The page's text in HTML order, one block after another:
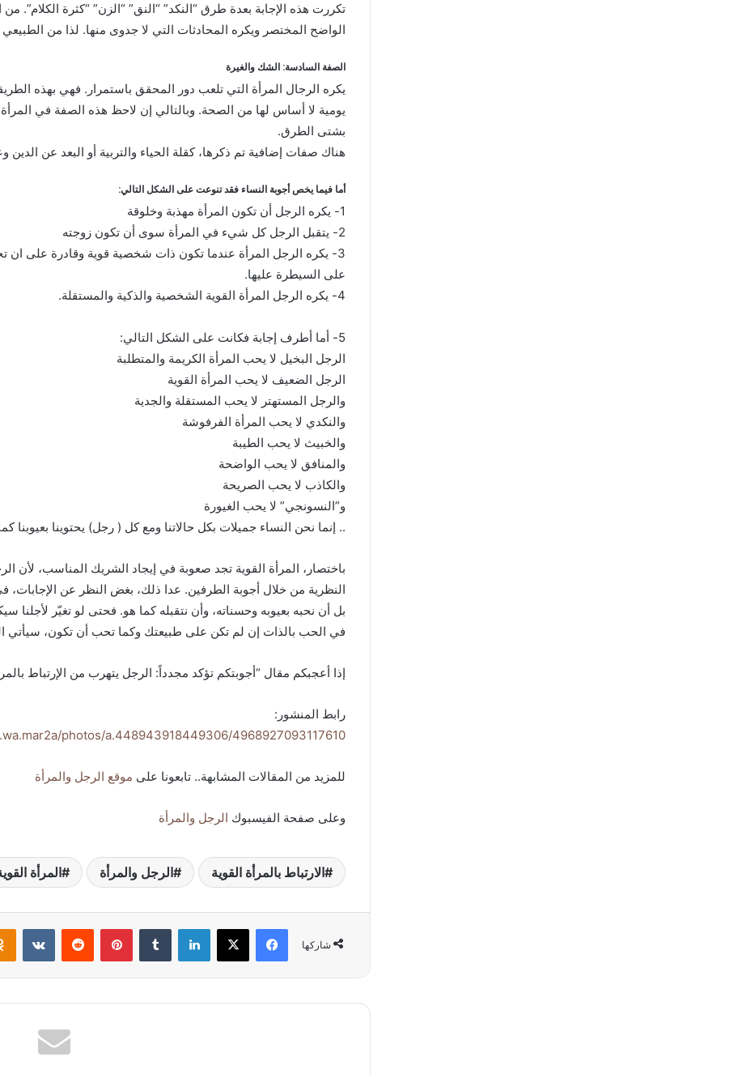
تكررت هذه الإجابة بعدة طرق “النكد” “النق” “الزن” “كثرة الكلام”.
الواضح المختصر ويكره المحادثات التي لا جدوى منها. لذا من
الصفة السادسة: الشك والغيرة
يكره الرجال المرأة التي تلعب دور المحقق باستمرار. فهي بهذه
يومية لا أساس لها من الصحة. وبالتالي إن لاحظ هذه الصفة في
بشتى الطرق.
هناك صفات إضافية تم ذكرها، كقلة الحياء والتربية أو البعد عن الدين
أما فيما يخص أجوبة النساء فقد تنوعت على الشكل التالي:
1- يكره الرجل أن تكون المرأة مهذبة وخلوقة
2- يتقبل الرجل كل شيء في المرأة سوى أن تكون زوجته
3- يكره الرجل المرأة عندما تكون ذات شخصية قوية وقادرة على ان
على السيطرة عليها.
4- يكره الرجل المرأة القوية الشخصية والذكية والمستقلة.
5- أما أطرف إجابة فكانت على الشكل التالي:
الرجل البخيل لا يحب المرأة الكريمة والمتطلبة
الرجل الضعيف لا يحب المرأة القوية
والرجل المستهتر لا يحب المستقلة والجدية
والنكدي لا يحب المرأة الفرفوشة
والخبيث لا يحب الطيبة
والمنافق لا يحب الواضحة
والكاذب لا يحب الصريحة
و”النسونجي” لا يحب الغيورة
.. إنما نحن النساء جميلات بكل حالاتنا ومع كل ( رجل) يحتوينا بعيوبنا
باختصار، المرأة القوية تجد صعوبة في إيجاد الشريك المناسب، لأن
النظرية من خلال أجوبة الطرفين. عدا ذلك، بغض النظر عن
بل أن نحبه بعيوبه وحسناته، وأن نتقبله كما هو. فحتى لو تغيّر لأجلنا
في الحب بالذات إن لم تكن على طبيعتك وكما تحب أن تكون، سيأتي
إذا أعجبكم مقال “أجوبتكم تؤكد مجدداً: الرجل يتهرب من الإرتباط
رابط المنشور:
photos/a.448943918449306/4968927093117610/
للمزيد من المقالات المشابهة.. تابعونا على موقع الرجل والمرأة
وعلى صفحة الفيسبوك الرجل والمرأة
الارتباط بالمرأة القوية الرجل والمرأة المرأة
شاركها
فيسبوك X لينكدإن بينتيريست